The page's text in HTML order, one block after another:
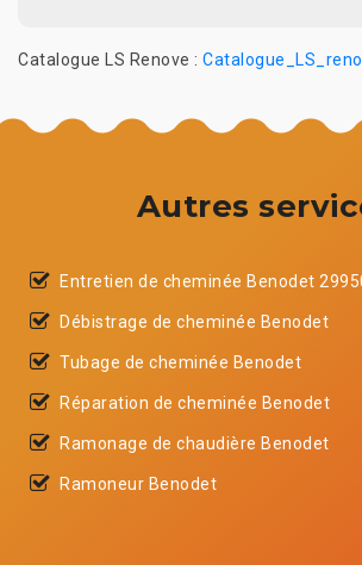
Catalogue LS Renove :
Autres
Entretien de cheminée Benodet
Débistrage de cheminée Benodet
Tubage de cheminée Benodet
Réparation de cheminée Benodet
Ramonage de chaudière Benodet
Ramoneur Benodet